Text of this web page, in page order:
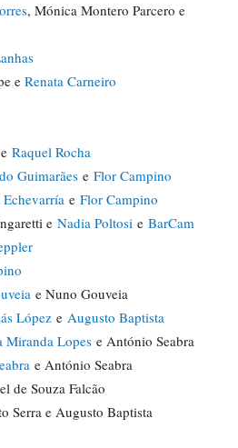
, Mónica Montero Parcero e
eRenata Carneiro
e Raquel Rocha
Guimarães e Flor Campino
e Flor Campino
e Nadia Poltosi e BarCam
e Nuno Gouveia
López e Augusto Baptista
Miranda Lopes e António Seabra
e António Seabra
de Souza Falcão
Serra e Augusto Baptista